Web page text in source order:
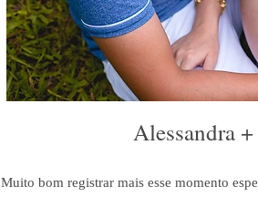
Alessandra
Muito bom registrar mais esse momento